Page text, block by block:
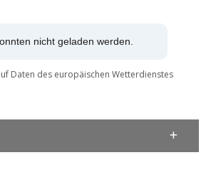
nicht geladen werden.
Daten des europäischen Wetterdienstes